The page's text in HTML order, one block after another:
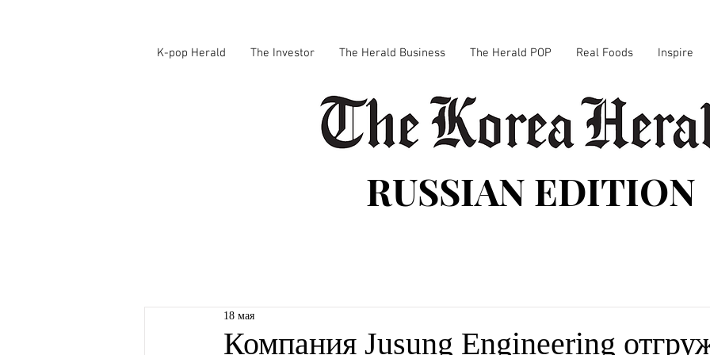
K-pop Herald The Investor The Herald Business The Herald POP Real Foods Inspire
RUSSIAN EDITION
Компания Jusung Engineering
18 мая